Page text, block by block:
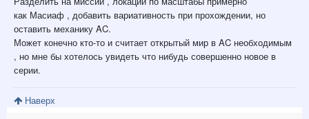
как Масиаф , добавить вариативность при прохождении, но
оставить механику AC.
Может конечно кто-то и считает открытый мир в AC необходимым
, но мне бы хотелось увидеть что нибудь совершенно новое в
серии.
Наверх